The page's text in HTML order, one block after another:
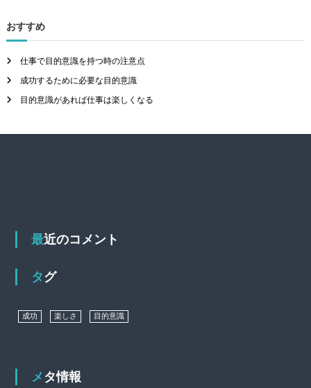
おすすめ
仕事で目的意識を持つ時の注意点
成功するために必要な目的意識
目的意識があれば仕事は楽しくなる
最近のコメント
タグ
成功 楽しさ 目的意識
メタ情報